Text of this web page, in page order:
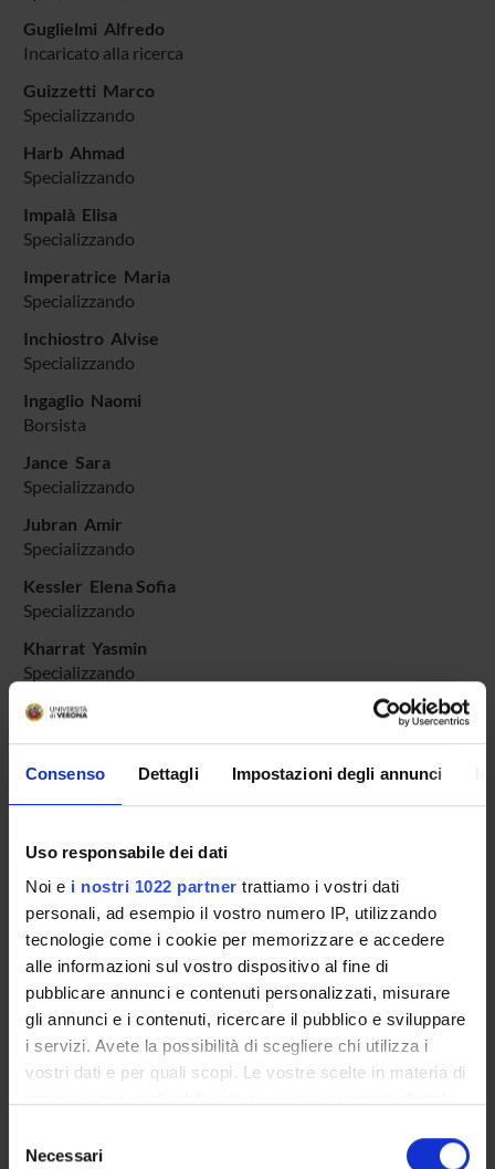
Consenso Dettagli Impostazioni degli annunci
Uso responsabile dei dati
Noi e i nostri 1022 partner trattiamo i vostri dati
personali, ad esempio il vostro numero IP, utilizzando
tecnologie come i cookie per memorizzare e accedere
alle informazioni sul vostro dispositivo al fine di
pubblicare annunci e contenuti personalizzati, misurare
gli annunci e i contenuti, ricercare il pubblico e sviluppare
i servizi. Avete la possibilità di scegliere chi utilizza i
vostri dati e per quali scopi. Le vostre scelte in materia di
modificare o revocare il proprio consenso in qualsiasi
delNecessari
Guglielmi Alfredo
Incaricato alla ricerca
Guizzetti Marco
Specializzando
Harb Ahmad
Specializzando
Impalà Elisa
Specializzando
Imperatrice Maria
Specializzando
Inchiostro Alvise
Specializzando
Ingaglio Naomi
Borsista
Jance Sara
Specializzando
Jubran Amir
Specializzando
Kessler Elena Sofia
Specializzando
Kharrat Yasmin
Specializzando
Khoory Janin
Krampera Mauro
Specializzando
Lanceni Matteo
Specializzando
Landi Lucia
Specializzando
Laoula Safae
Borsista
Lawlor Rita Teresa
Professore ordinario